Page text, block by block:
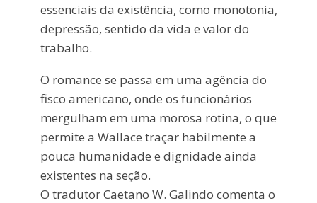
essenciais da existência, como monotonia,
depressão, sentido da vida e valor do
trabalho.
O romance se passa em uma agência do
fisco americano, onde os funcionários
mergulham em uma morosa rotina, o que
permite a Wallace traçar habilmente a
pouca humanidade e dignidade ainda
existentes na seção.
O tradutor Caetano W. Galindo comenta o